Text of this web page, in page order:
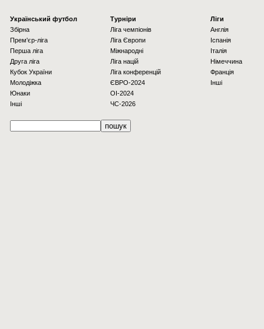
Українcький футбол
Збірна
Прем'єр-ліга
Перша ліга
Друга ліга
Кубок України
Молодіжка
Юнаки
Інші
Турніри
Ліга чемпіонів
Ліга Європи
Міжнародні
Ліга націй
Ліга конференцій
ЄВРО-2024
OI-2024
ЧС-2026
Ліги
Англія
Іспанія
Італія
Німеччина
Франція
Інші